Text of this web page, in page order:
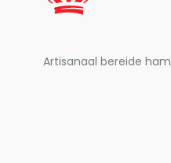
Artisanaal bereide ham